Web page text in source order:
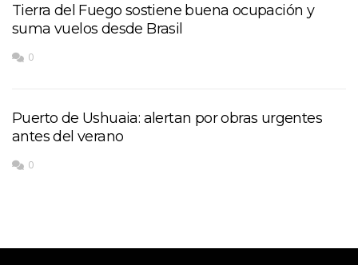
Tierra del Fuego sostiene buena ocupación y
suma vuelos desde Brasil
0
Puerto de Ushuaia: alertan por obras urgentes
antes del verano
0